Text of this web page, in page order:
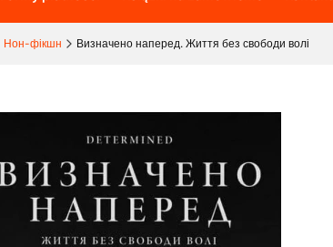
Нон-фікшн Визначено наперед. Життя без свободи волі